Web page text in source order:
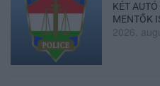
KÉT
MENTŐK
2026.